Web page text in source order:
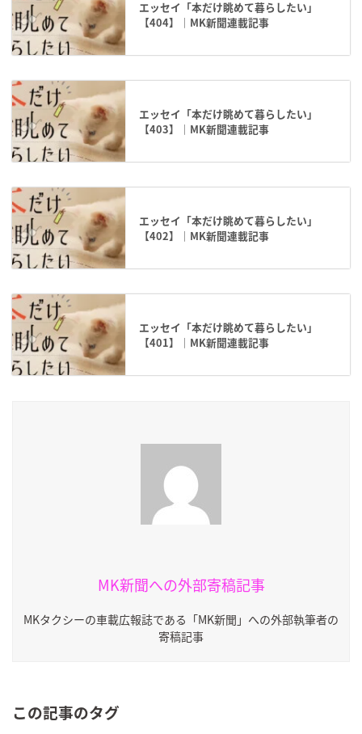
エッセイ「本だけ眺めて暮らしたい」
【404】｜MK新聞連載記事
エッセイ「本だけ眺めて暮らしたい」
【403】｜MK新聞連載記事
エッセイ「本だけ眺めて暮らしたい」
【402】｜MK新聞連載記事
エッセイ「本だけ眺めて暮らしたい」
【401】｜MK新聞連載記事
MK新聞への外部寄稿記事
MKタクシーの車載広報誌である「MK新聞」への外部執筆者の
寄稿記事
この記事のタグ